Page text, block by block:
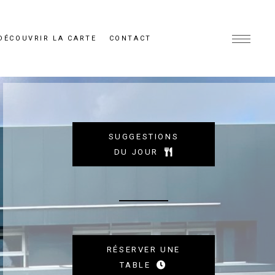
LA CARTE CONTACT
SUGGESTIONS
DU JOUR
RÉSERVER UNE
TABLE